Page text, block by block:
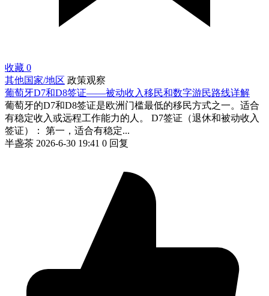
收藏 0
其他国家/地区 政策观察
葡萄牙D7和D8签证——被动收入移民和数字游民路线详解
葡萄牙的D7和D8签证是欧洲门槛最低的移民方式之一。适合
有稳定收入或远程工作能力的人。 D7签证（退休和被动收入
签证）： 第一，适合有稳定...
半盏茶 2026-6-30 19:41 0 回复